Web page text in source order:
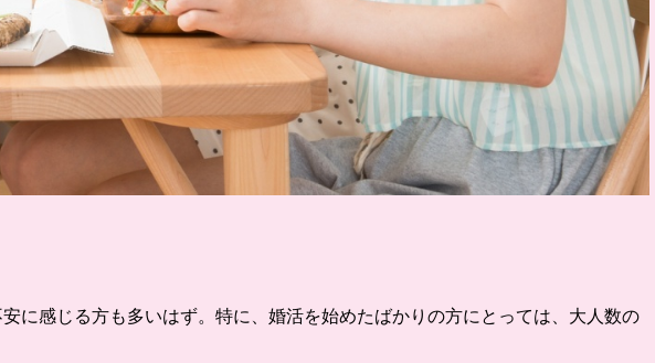
に感じる方も多いはず。特に、婚活を始めたばかりの方にとっては、大人数の